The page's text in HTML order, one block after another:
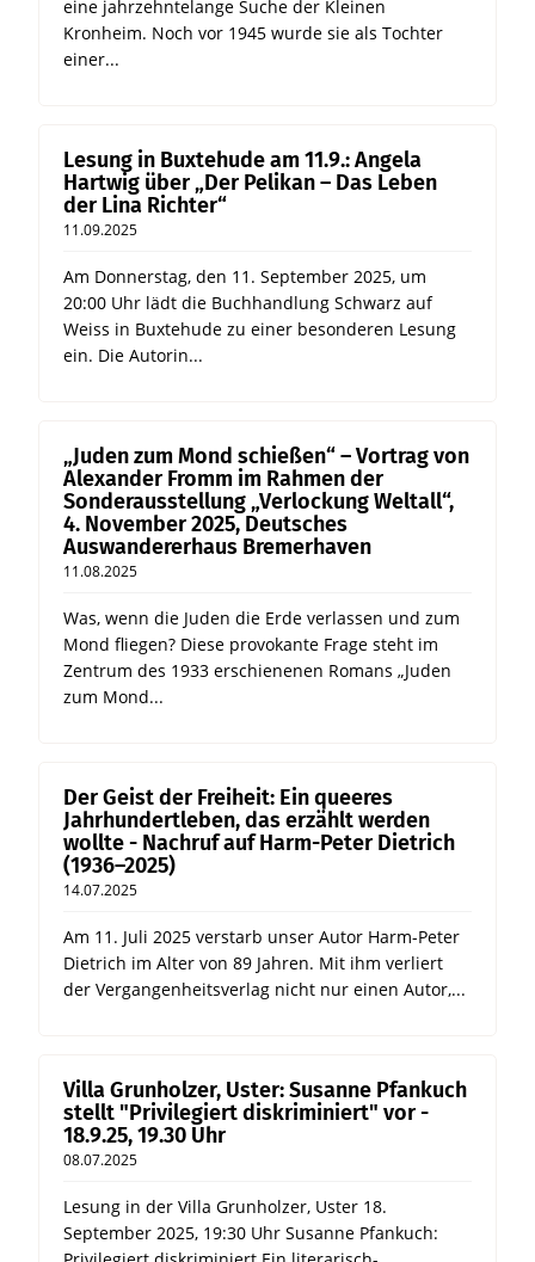
eine jahrzehntelange Suche der Kleinen
Kronheim. Noch vor 1945 wurde sie als Tochter
einer...
Lesung in Buxtehude am 11.9.: Angela
Hartwig über „Der Pelikan – Das Leben
der Lina Richter“
11.09.2025
Am Donnerstag, den 11. September 2025, um
20:00 Uhr lädt die Buchhandlung Schwarz auf
Weiss in Buxtehude zu einer besonderen Lesung
ein. Die Autorin...
„Juden zum Mond schießen“ – Vortrag von
Alexander Fromm im Rahmen der
Sonderausstellung „Verlockung Weltall“,
4. November 2025, Deutsches
Auswandererhaus Bremerhaven
11.08.2025
Was, wenn die Juden die Erde verlassen und zum
Mond fliegen? Diese provokante Frage steht im
Zentrum des 1933 erschienenen Romans „Juden
zum Mond...
Der Geist der Freiheit: Ein queeres
Jahrhundertleben, das erzählt werden
wollte - Nachruf auf Harm-Peter Dietrich
(1936–2025)
14.07.2025
Am 11. Juli 2025 verstarb unser Autor Harm-Peter
Dietrich im Alter von 89 Jahren. Mit ihm verliert
der Vergangenheitsverlag nicht nur einen Autor,...
Villa Grunholzer, Uster: Susanne Pfankuch
stellt "Privilegiert diskriminiert" vor -
18.9.25, 19.30 Uhr
08.07.2025
Lesung in der Villa Grunholzer, Uster 18.
September 2025, 19:30 Uhr Susanne Pfankuch: